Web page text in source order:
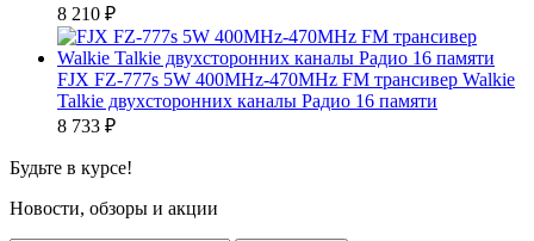
8 210 ₽
FJX FZ-777s 5W 400MHz-470MHz FM трансивер Walkie
Talkie двухсторонних каналы Радио 16 памяти
8 733 ₽
Будьте в курсе!
Новости, обзоры и акции